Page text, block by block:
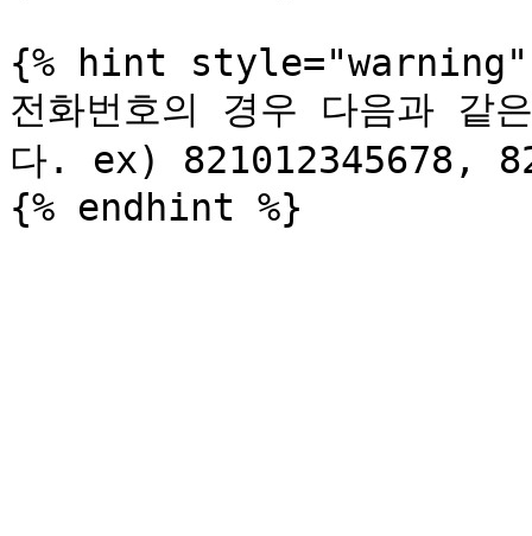
{% hint style="warning"
전화번호의 경우 다음과 같
다. ex) 821012345678,